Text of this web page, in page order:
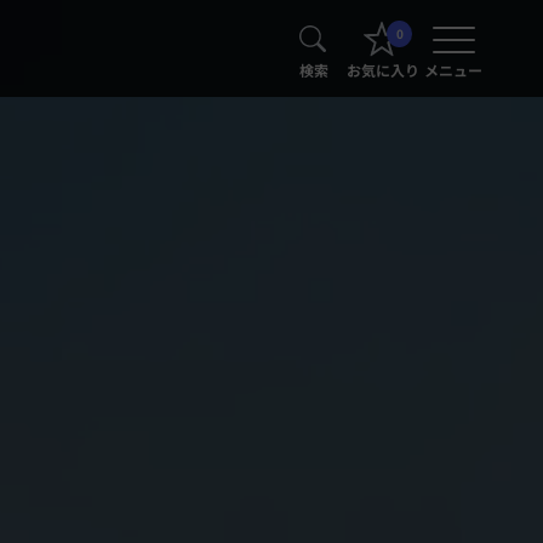
検索
0
お気に入り メニュー